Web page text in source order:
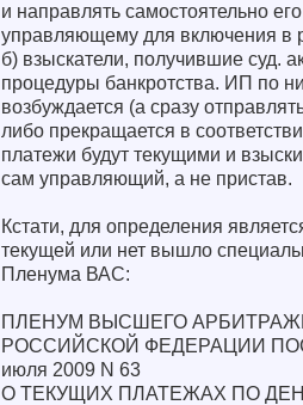
и направлять самостоятельно
управляющему для включения в
б) взыскатели, получившие суд.
процедуры банкротства. ИП по
возбуждается (а сразу
либо прекращается в
платежи будут текущими и
сам управляющий, а не пристав.
Кстати, для определения
текущей или нет вышло
Пленума ВАС:
ПЛЕНУМ ВЫСШЕГО
РОССИЙСКОЙ ФЕДЕРАЦИИ
июля 2009 N 63
О ТЕКУЩИХ ПЛАТЕЖАХ ПО